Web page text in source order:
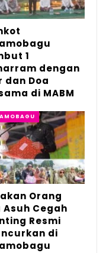
memberi
untuk
Wenny
tekhnorat
yang kuat
Kotamobagu.
Kota
1
dengan
dan Doa
di MABM
Orang
Asuh Cegah
Resmi
di